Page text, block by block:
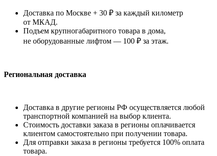
Доставка по Москве + 30 ₽ за каждый километр
от МКАД.
Подъем крупногабаритного товара в дома,
не оборудованные лифтом — 100 ₽ за этаж.
Региональная доставка
Доставка в другие регионы РФ осуществляется любой
транспортной компанией на выбор клиента.
Стоимость доставки заказа в регионы оплачивается
клиентом самостоятельно при получении товара.
Для отправки заказа в регионы требуется 100% оплата
товара.